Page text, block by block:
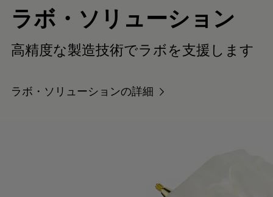
ラボ・ソリューション
高精度な製造技術でラボを支援します
ラボ・ソリューションの詳細